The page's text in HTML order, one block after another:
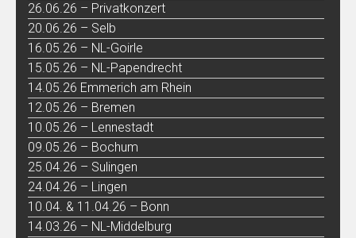
26.06.26 – Privatkonzert
20.06.26 – Selb
16.05.26 – NL-Goirle
15.05.26 – NL-Papendrecht
14.05.26 Emmerich am Rhein
12.05.26 – Bremen
10.05.26 – Lennestadt
09.05.26 – Bochum
25.04.26 – Sulingen
24.04.26 – Lingen
10.04. & 11.04.26 – Bonn
14.03.26 – NL-Middelburg